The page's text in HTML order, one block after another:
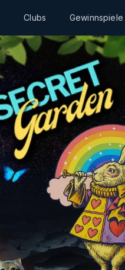
Clubs Gewinnspiele